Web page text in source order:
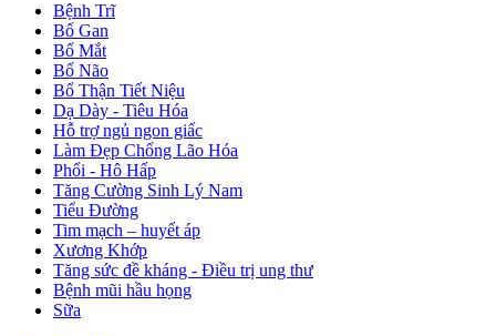
Bệnh Trĩ
Bổ Gan
Bổ Mắt
Bổ Não
Bổ Thận Tiết Niệu
Dạ Dày - Tiêu Hóa
Hỗ trợ ngủ ngon giấc
Làm Đẹp Chống Lão Hóa
Phổi - Hô Hấp
Tăng Cường Sinh Lý Nam
Tiểu Đường
Tim mạch – huyết áp
Xương Khớp
Tăng sức đề kháng - Điều trị ung thư
Bệnh mũi hầu họng
Sữa